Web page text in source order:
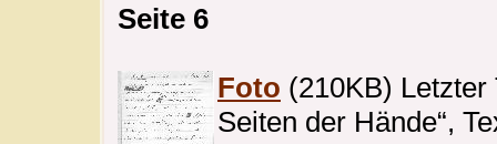
Seite 6
Foto (210KB) Letzter
Seiten der Hände“,